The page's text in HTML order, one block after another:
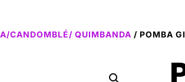
CANDOMBLÉ/ QUIMBANDA / POMBA